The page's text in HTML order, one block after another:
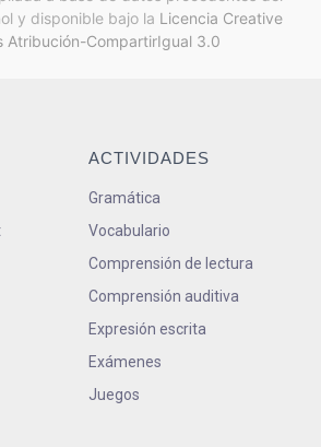
y disponible bajo la Licencia Creative
Atribución-CompartirIgual 3.0
ACTIVIDADES
Gramática
Vocabulario
Comprensión de lectura
Comprensión auditiva
Expresión escrita
Exámenes
Juegos